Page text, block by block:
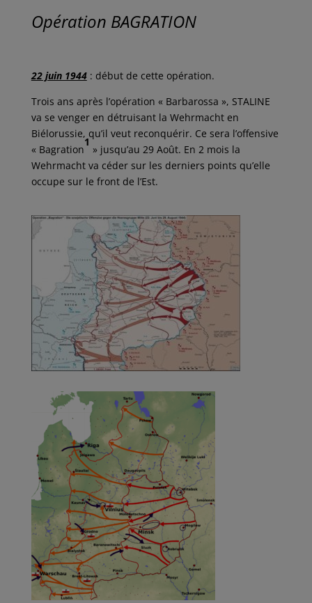
b
o
t l e a
Opération BAGRATION
22 juin 1944: début de cette opération.
Trois ans après l’opération « Barbarossa », STALINE
va se venger en détruisant la Wehrmacht en
Biélorussie, qu’il veut reconquérir. Ce sera l’offensive
« Bagration
1
» jusqu’au 29 Août. En 2 mois la
Wehrmacht va céder sur les derniers points qu’elle
occupe sur le front de l’Est.